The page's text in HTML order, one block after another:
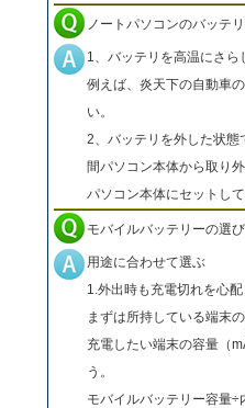
ノートパソコンのバッテ
1、バッテリを高温にさら
例えば、炎天下の自動車
い。
2、バッテリを外した状
間パソコン本体から取り
パソコン本体にセットし
モバイルバッテリーの選
用途に合わせて選ぶ
1.外出時も充電切れを心
まずは所持している端末
充電したい端末の容量（
う。
モバイルバッテリー容量